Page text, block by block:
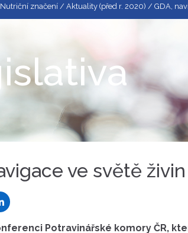
Nutriční značení Aktuality (před r. 2020) GDA,
ve světě
Potravinářské komory ČR,